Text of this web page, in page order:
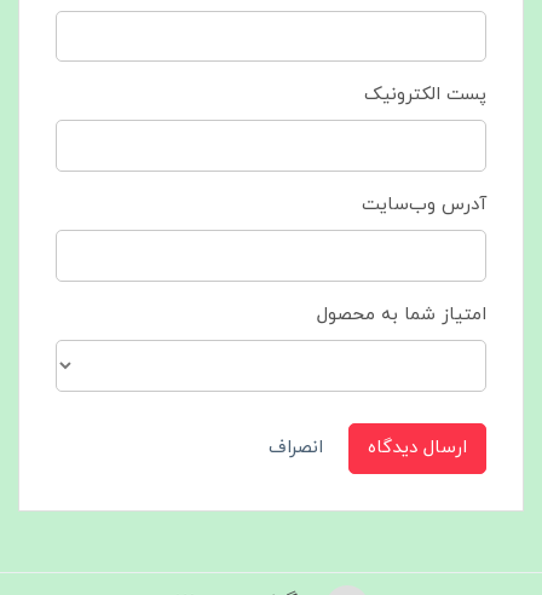
پست الکترونیک
آدرس وب‌سایت
امتیاز شما به محصول
ارسال دیدگاه انصراف